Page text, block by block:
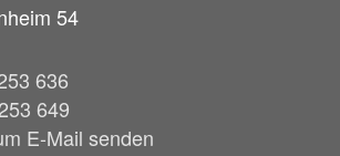
54
636
649
E-Mail senden